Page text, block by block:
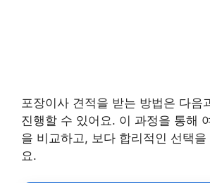
포장이사 견적을 받는 방법은 다음
진행할 수 있어요. 이 과정을 통해
을 비교하고, 보다 합리적인 선택
요.